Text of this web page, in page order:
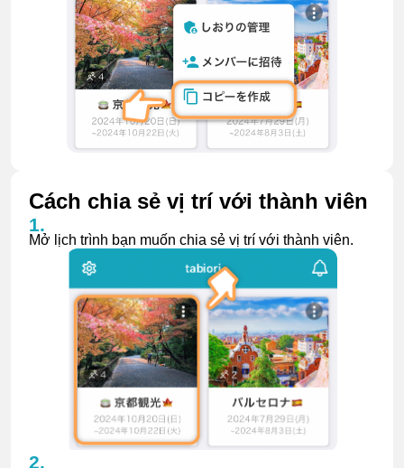
Cách chia sẻ vị trí với thành viên
Mở lịch trình bạn muốn chia sẻ vị trí với thành viên.